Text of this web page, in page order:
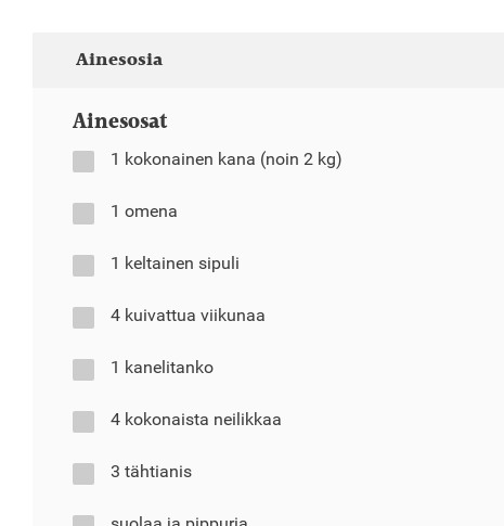
Ainesosia
Ainesosat
1 kokonainen kana (noin 2 kg)
1 omena
1 keltainen sipuli
4 kuivattua viikunaa
1 kanelitanko
4 kokonaista neilikkaa
3 tähtianis